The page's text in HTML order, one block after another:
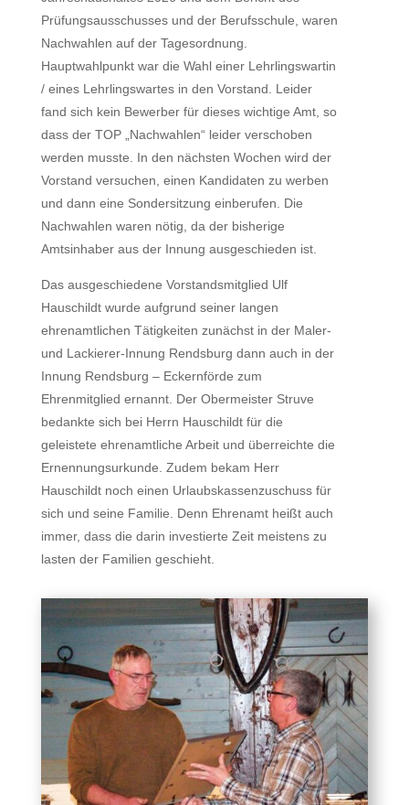
Prüfungsausschusses und der Berufsschule, waren
Nachwahlen auf der Tagesordnung.
Hauptwahlpunkt war die Wahl einer Lehrlingswartin
/ eines Lehrlingswartes in den Vorstand. Leider
fand sich kein Bewerber für dieses wichtige Amt, so
dass der TOP „Nachwahlen“ leider verschoben
werden musste. In den nächsten Wochen wird der
Vorstand versuchen, einen Kandidaten zu werben
und dann eine Sondersitzung einberufen. Die
Nachwahlen waren nötig, da der bisherige
Amtsinhaber aus der Innung ausgeschieden ist.
Das ausgeschiedene Vorstandsmitglied Ulf
Hauschildt wurde aufgrund seiner langen
ehrenamtlichen Tätigkeiten zunächst in der Maler-
und Lackierer-Innung Rendsburg dann auch in der
Innung Rendsburg – Eckernförde zum
Ehrenmitglied ernannt. Der Obermeister Struve
bedankte sich bei Herrn Hauschildt für die
geleistete ehrenamtliche Arbeit und überreichte die
Ernennungsurkunde. Zudem bekam Herr
Hauschildt noch einen Urlaubskassenzuschuss für
sich und seine Familie. Denn Ehrenamt heißt auch
immer, dass die darin investierte Zeit meistens zu
lasten der Familien geschieht.